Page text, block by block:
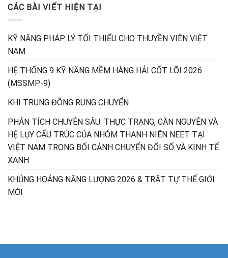
CÁC BÀI VIẾT HIỆN TẠI
KỸ NĂNG PHÁP LÝ TỐI THIỂU CHO THUYỀN VIÊN VIỆT
NAM
HỆ THỐNG 9 KỸ NĂNG MỀM HÀNG HẢI CỐT LÕI 2026
(MSSMP-9)
KHI TRUNG ĐÔNG RUNG CHUYỂN
PHÂN TÍCH CHUYÊN SÂU: THỰC TRẠNG, CĂN NGUYÊN VÀ
HỆ LỤY CẤU TRÚC CỦA NHÓM THANH NIÊN NEET TẠI
VIỆT NAM TRONG BỐI CẢNH CHUYỂN ĐỔI SỐ VÀ KINH TẾ
XANH
KHỦNG HOẢNG NĂNG LƯỢNG 2026 & TRẬT TỰ THẾ GIỚI
MỚI